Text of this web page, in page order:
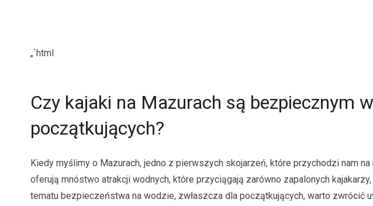
„`html
Czy kajaki na Mazurach są bezpiecznym
początkujących?
Kiedy myślimy o Mazurach, jedno z pierwszych skojarzeń, które przychodzi nam
oferują mnóstwo atrakcji wodnych, które przyciągają zarówno zapalonych
tematu bezpieczeństwa na wodzie, zwłaszcza dla początkujących, warto zwrócić